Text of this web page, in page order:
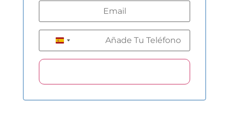
Spain +34